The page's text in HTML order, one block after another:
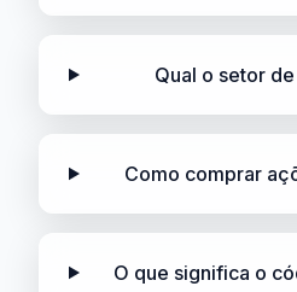
Qual o setor
Como comprar
O que significa o